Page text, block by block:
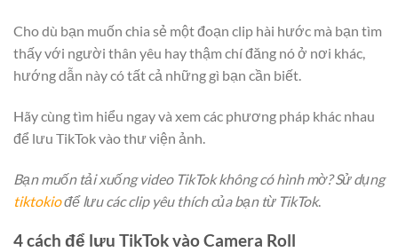
Cho dù bạn muốn chia sẻ một đoạn clip hài hước mà bạn tìm
thấy với người thân yêu hay thậm chí đăng nó ở nơi khác,
hướng dẫn này có tất cả những gì bạn cần biết.
Hãy cùng tìm hiểu ngay và xem các phương pháp khác nhau
để lưu TikTok vào thư viện ảnh.
Bạn muốn tải xuống video TikTok không có hình mờ? Sử dụng
tiktokiođể lưu các clip yêu thích của bạn từ TikTok.
4 cách để lưu TikTok vào Camera Roll